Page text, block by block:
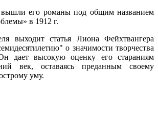
его романы под общим названием
в 1912 г.
выходит статья Лиона Фейхтвангера
о значимости творчества
дает высокую оценку его стараниям
век, оставаясь преданным своему
уму.